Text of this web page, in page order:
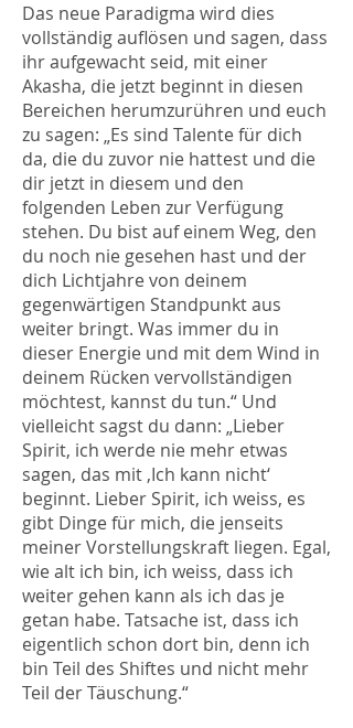
Das neue Paradigma wird dies
vollständig auflösen und sagen, dass
ihr aufgewacht seid, mit einer
Akasha, die jetzt beginnt in diesen
Bereichen herumzurühren und euch
zu sagen: „Es sind Talente für dich
da, die du zuvor nie hattest und die
dir jetzt in diesem und den
folgenden Leben zur Verfügung
stehen. Du bist auf einem Weg, den
du noch nie gesehen hast und der
dich Lichtjahre von deinem
gegenwärtigen Standpunkt aus
weiter bringt. Was immer du in
dieser Energie und mit dem Wind in
deinem Rücken vervollständigen
möchtest, kannst du tun.“ Und
vielleicht sagst du dann: „Lieber
Spirit, ich werde nie mehr etwas
sagen, das mit ‚Ich kann nicht‘
beginnt. Lieber Spirit, ich weiss, es
gibt Dinge für mich, die jenseits
meiner Vorstellungskraft liegen. Egal,
wie alt ich bin, ich weiss, dass ich
weiter gehen kann als ich das je
getan habe. Tatsache ist, dass ich
eigentlich schon dort bin, denn ich
bin Teil des Shiftes und nicht mehr
Teil der Täuschung.“